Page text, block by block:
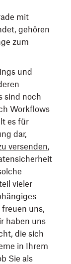
mit
gehören
zum
und
sind noch
Workflows
es für
dar,
versenden,
vieler
uns,
haben uns
die sich
in Ihrem
Sie als